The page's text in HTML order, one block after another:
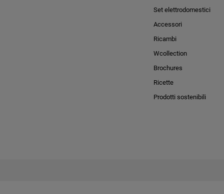
Set elettrodomestici
Accessori
Ricambi
Wcollection
Brochures
Ricette
Prodotti sostenibili